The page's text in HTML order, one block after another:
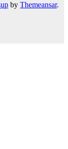
by Themeansar.